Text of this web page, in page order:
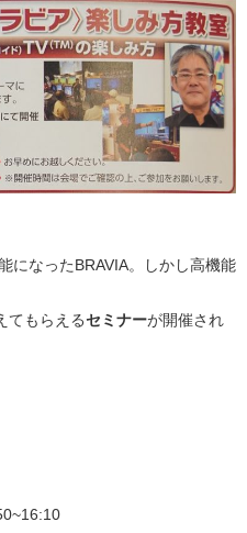
になったBRAVIA。しかし高機能
てもらえるセミナーが開催され